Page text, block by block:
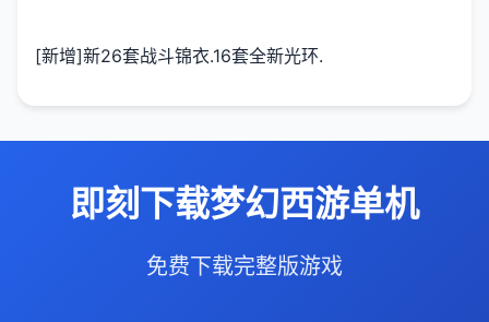
[新增]新26套战斗锦衣.16套全新光环.
即刻下载梦幻西游单机
免费下载完整版游戏